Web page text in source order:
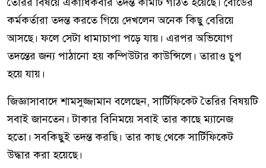
কর্মকর্তারা তদন্ত করতে গিয়ে দেখলেন অনেক কিছু বেরিয়ে
আসছে। ফলে সেটা ধামাচাপা পড়ে যায়। এরপর অভিযোগ
তদন্তের জন্য পাঠানো হয় কম্পিউটার কাউন্সিলে। তারাও চুপ
হয়ে যায়।
জিজ্ঞাসাবাদে শামসুজ্জামান বলেছেন, সার্টিফিকেট তৈরির বিষয়টি
সবাই জানতেন। টাকার বিনিময়ে সবাই তার কাছে ম্যানেজ
হতো। সবকিছুই তদন্ত করছি। তার কাছ থেকে সার্টিফিকেট
উদ্ধার করা হয়েছে।